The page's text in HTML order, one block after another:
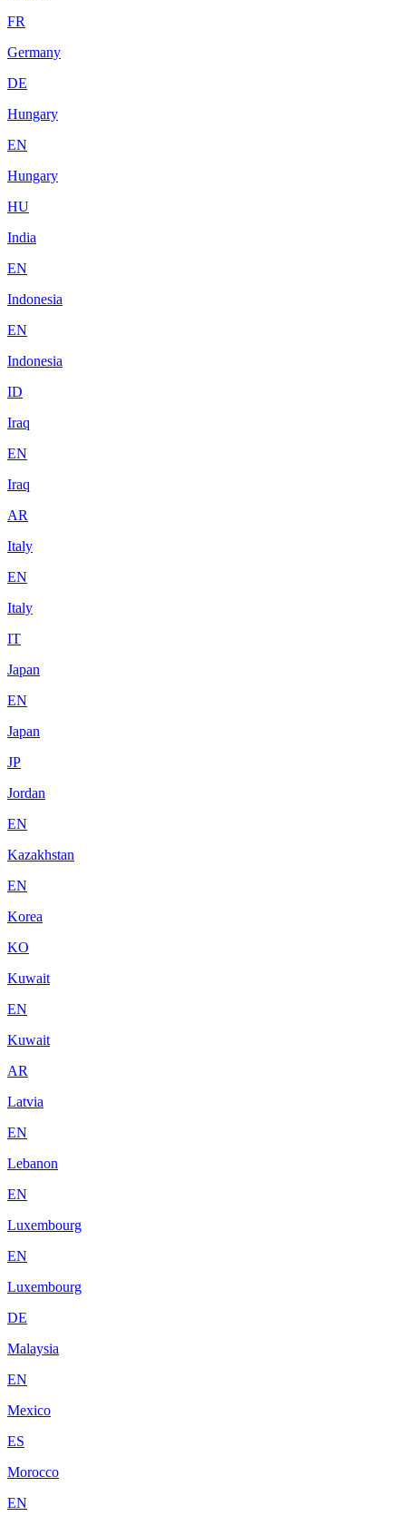
FR
Germany
DE
Hungary
EN
Hungary
HU
India
EN
Indonesia
EN
Indonesia
ID
Iraq
EN
Iraq
AR
Italy
EN
Italy
IT
Japan
EN
Japan
JP
Jordan
EN
Kazakhstan
EN
Korea
KO
Kuwait
EN
Kuwait
AR
Latvia
EN
Lebanon
EN
Luxembourg
EN
Luxembourg
DE
Malaysia
EN
Mexico
ES
Morocco
EN